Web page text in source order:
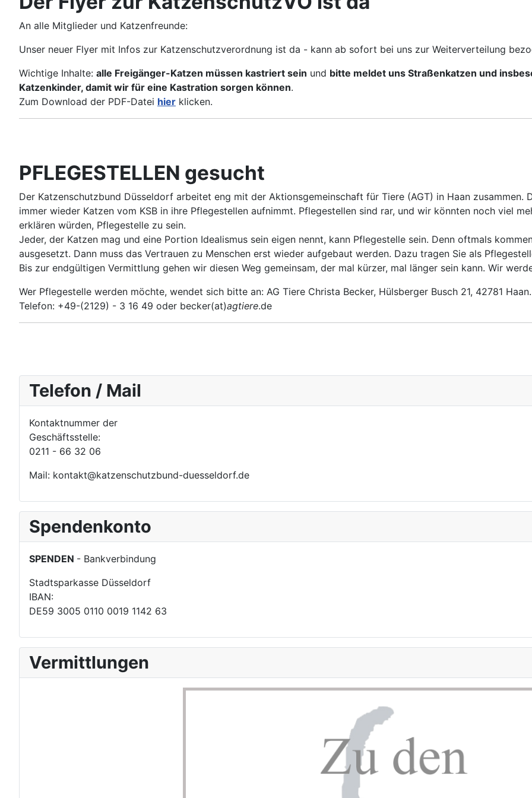
An alle Mitglieder und Katzenfreunde:
Unser neuer Flyer mit Infos zur Katzenschutzverordnung ist da - kann ab sofort bei uns zur Weiterverteilung
Wichtige Inhalte: alle Freigänger-Katzen müssen kastriert sein und bitte meldet uns Straßenkatzen und
Katzenkinder, damit wir für eine Kastration sorgen können.
Zum Download der PDF-Datei hier klicken.
PFLEGESTELLEN gesucht
Der Katzenschutzbund Düsseldorf arbeitet eng mit der Aktionsgemeinschaft für Tiere (AGT) in Haan zusammen.
immer wieder Katzen vom KSB in ihre Pflegestellen aufnimmt. Pflegestellen sind rar, und wir könnten noch viel
erklären würden, Pflegestelle zu sein.
Jeder, der Katzen mag und eine Portion Idealismus sein eigen nennt, kann Pflegestelle sein. Denn oftmals
ausgesetzt. Dann muss das Vertrauen zu Menschen erst wieder aufgebaut werden. Dazu tragen Sie als
Bis zur endgültigen Vermittlung gehen wir diesen Weg gemeinsam, der mal kürzer, mal länger sein kann. Wir
Wer Pflegestelle werden möchte, wendet sich bitte an: AG Tiere Christa Becker, Hülsberger Busch 21, 42781 Haan.
Telefon: +49-(2129) - 3 16 49 oder becker(at)agtiere.de
Telefon / Mail
Kontaktnummer der
Geschäftsstelle:
0211 - 66 32 06
Mail: kontakt@katzenschutzbund-duesseldorf.de
Spendenkonto
SPENDEN - Bankverbindung
Stadtsparkasse Düsseldorf
IBAN:
DE59 3005 0110 0019 1142 63
Vermittlungen